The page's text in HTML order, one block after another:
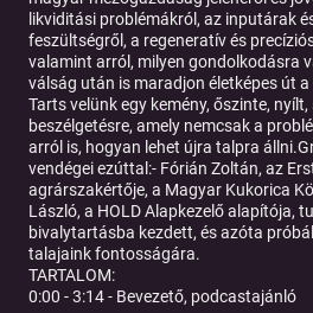
likviditási problémákról, az inputárak
feszültségről, a regeneratív és
valamint arról, milyen gondolkodásra
válság után is maradjon életképes út
Tarts velünk egy kemény, őszinte,
beszélgetésre, amely nemcsak a
arról is, hogyan lehet újra talpra
vendégei ezúttal:- Fórián Zoltán, az
agrárszakértője, a Magyar Kukorica
László, a HOLD Alapkezelő alapítója,
bivalytartásba kezdett, és azóta
talajaink fontosságára.
TARTALOM:
0:00 - 3:14 - Bevezető, podcastajánló